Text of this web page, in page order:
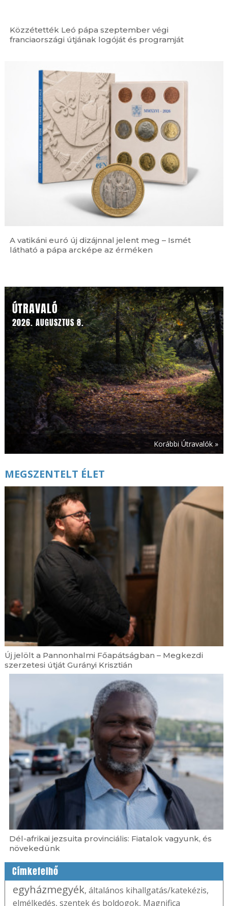
Közzétették Leó pápa szeptember végi
franciaországi útjának logóját és programját
A vatikáni euró új dizájnnal jelent meg – Ismét
látható a pápa arcképe az érméken
ÚTRAVALÓ
2026. AUGUSZTUS 8.
Korábbi Útravalók »
MEGSZENTELT ÉLET
Új jelölt a Pannonhalmi Főapátságban – Megkezdi
szerzetesi útját Gurányi Krisztián
Dél-afrikai jezsuita provinciális: Fiatalok vagyunk, és
növekedünk
Címkefelhő
egyházmegyék, általános kihallgatás/katekézis,
elmélkedés, szentek és boldogok, Magnifica